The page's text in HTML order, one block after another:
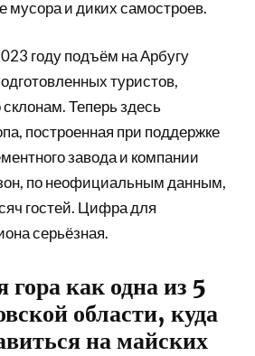
и диких самостроев.
году подъём на Арбугу
туристов,
Теперь здесь
построенная при поддержке
завода и компании
по неофициальным данным,
гостей. Цифра для
серьёзная.
гора как одна из 5
области, куда
на майских